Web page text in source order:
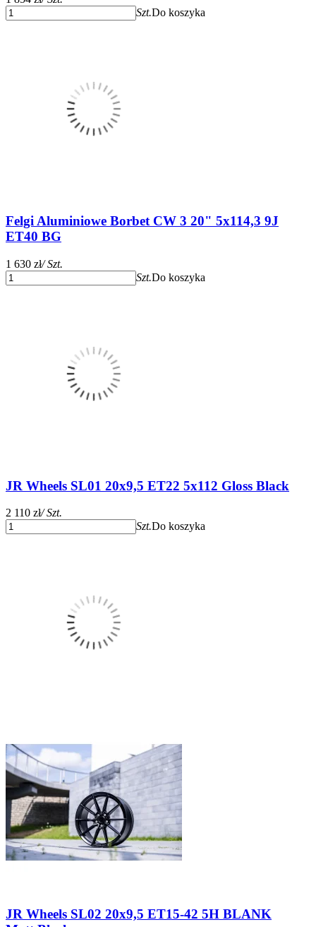
Szt.Do koszyka
Felgi Aluminiowe Borbet CW 3 20" 5x114,3 9J
ET40 BG
1 630 zł/ Szt.
Szt.Do koszyka
JR Wheels SL01 20x9,5 ET22 5x112 Gloss Black
2 110 zł/ Szt.
Szt.Do koszyka
JR Wheels SL02 20x9,5 ET15-42 5H BLANK